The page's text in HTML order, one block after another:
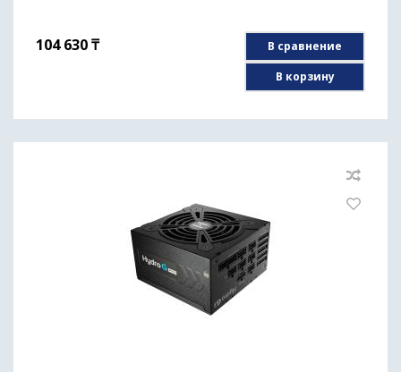
104 630₸
В сравнение
В корзину